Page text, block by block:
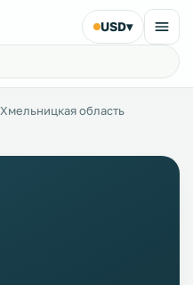
USD▾
Хмельницкая область